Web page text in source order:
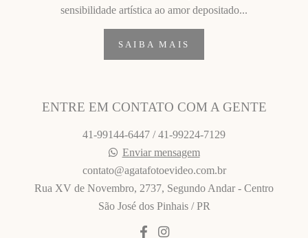
sensibilidade artística ao amor depositado...
SAIBA MAIS
ENTRE EM CONTATO COM A GENTE
41-99144-6447 / 41-99224-7129
Enviar mensagem
contato@agatafotoevideo.com.br
Rua XV de Novembro, 2737, Segundo Andar - Centro
São José dos Pinhais / PR